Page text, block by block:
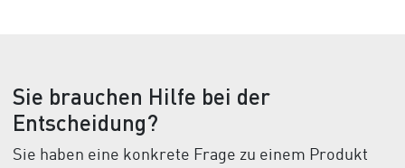
Sie brauchen Hilfe bei der
Entscheidung?
Sie haben eine konkrete Frage zu einem Produkt